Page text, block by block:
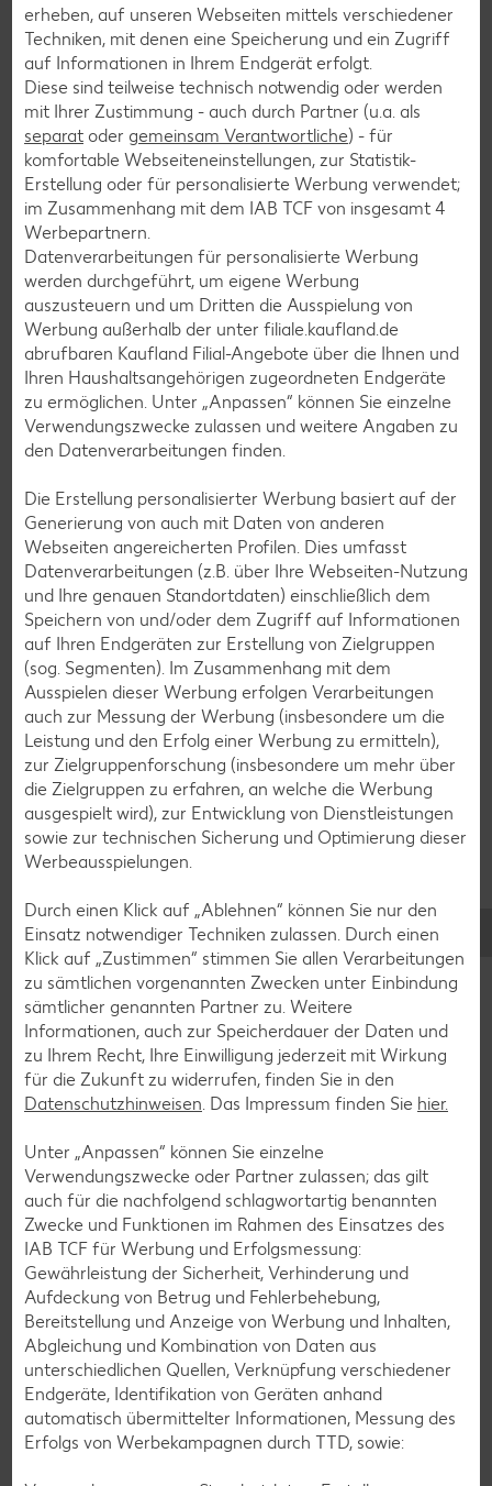
Flammkuchen-Rezepte
Frühstücksrezepte
Salat-Rezepte
Spargel-Rezepte
Fleisch-Rezepte
Fisch-Rezepte
Geflügel-Rezepte
Lamm-Rezepte
Grill-Rezepte
Muffin-Rezepte
Schokokuchen-Rezepte
Torten-Rezepte
Eis-Rezepte
Pfannkuchen-Rezepte
Plätzchen-Rezepte
Smoothie-Rezepte
Bowle-Rezepte
Cocktail-Rezepte
Avocado-Rezepte
Erdbeer-Rezepte
Blaubeer-Rezepte
Bananen-Rezepte
Zurück zu allen Rezepten
Glutenfreie Rezepte
erheben, auf unseren Webseiten mittels verschiedener
Techniken, mit denen eine Speicherung und ein Zugriff
auf Informationen in Ihrem Endgerät erfolgt.
Diese sind teilweise technisch notwendig oder werden
mit Ihrer Zustimmung - auch durch Partner (u.a. als
separat oder gemeinsam Verantwortliche) - für
komfortable Webseiteneinstellungen, zur Statistik-
Erstellung oder für personalisierte Werbung verwendet;
im Zusammenhang mit dem IAB TCF von insgesamt 4
Werbepartnern.
Datenverarbeitungen für personalisierte Werbung
werden durchgeführt, um eigene Werbung
auszusteuern und um Dritten die Ausspielung von
Werbung außerhalb der unter filiale.kaufland.de
abrufbaren Kaufland Filial-Angebote über die Ihnen und
Ihren Haushaltsangehörigen zugeordneten Endgeräte
zu ermöglichen. Unter „Anpassen“ können Sie einzelne
Verwendungszwecke zulassen und weitere Angaben zu
den Datenverarbeitungen finden.
Die Erstellung personalisierter Werbung basiert auf der
Generierung von auch mit Daten von anderen
Webseiten angereicherten Profilen. Dies umfasst
Datenverarbeitungen (z.B. über Ihre Webseiten-Nutzung
und Ihre genauen Standortdaten) einschließlich dem
Speichern von und/oder dem Zugriff auf Informationen
auf Ihren Endgeräten zur Erstellung von Zielgruppen
(sog. Segmenten). Im Zusammenhang mit dem
Ausspielen dieser Werbung erfolgen Verarbeitungen
auch zur Messung der Werbung (insbesondere um die
Leistung und den Erfolg einer Werbung zu ermitteln),
zur Zielgruppenforschung (insbesondere um mehr über
die Zielgruppen zu erfahren, an welche die Werbung
ausgespielt wird), zur Entwicklung von Dienstleistungen
sowie zur technischen Sicherung und Optimierung dieser
Werbeausspielungen.
Durch einen Klick auf „Ablehnen“ können Sie nur den
Einsatz notwendiger Techniken zulassen. Durch einen
Klick auf „Zustimmen“ stimmen Sie allen Verarbeitungen
zu sämtlichen vorgenannten Zwecken unter Einbindung
sämtlicher genannten Partner zu. Weitere
Informationen, auch zur Speicherdauer der Daten und
zu Ihrem Recht, Ihre Einwilligung jederzeit mit Wirkung
für die Zukunft zu widerrufen, finden Sie in den
Datenschutzhinweisen . Das Impressum finden Sie hier.
Unter „Anpassen“ können Sie einzelne
Verwendungszwecke oder Partner zulassen; das gilt
auch für die nachfolgend schlagwortartig benannten
Zwecke und Funktionen im Rahmen des Einsatzes des
IAB TCF für Werbung und Erfolgsmessung:
Gewährleistung der Sicherheit, Verhinderung und
Aufdeckung von Betrug und Fehlerbehebung,
Bereitstellung und Anzeige von Werbung und Inhalten,
Abgleichung und Kombination von Daten aus
unterschiedlichen Quellen, Verknüpfung verschiedener
Endgeräte, Identifikation von Geräten anhand
automatisch übermittelter Informationen, Messung des
Erfolgs von Werbekampagnen durch TTD, sowie: